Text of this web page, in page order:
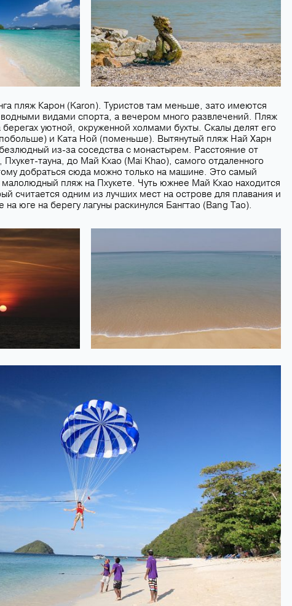
пляж Карон (Karon). Туристов там меньше, зато имеются
водными видами спорта, а вечером много развлечений. Пляж
берегах уютной, окруженной холмами бухты. Скалы делят его
и Ката Ной (поменьше). Вытянутый пляж Най Харн
из-за соседства с монастырем. Расстояние от
Пхукет-тауна, до Май Кхао (Mai Khao), самого отдаленного
добраться сюда можно только на машине. Это самый
пляж на Пхукете. Чуть южнее Май Кхао находится
считается одним из лучших мест на острове для плавания и
юге на берегу лагуны раскинулся Бангтао (Bang Tao).